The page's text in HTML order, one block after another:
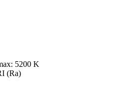
5200 K
(Ra)